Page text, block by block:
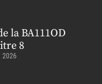
la BA111OD
8
2026